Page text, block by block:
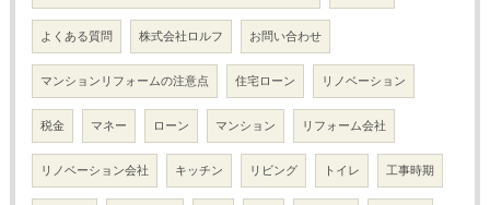
よくある質問 株式会社ロルフ お問い合わせ
マンションリフォームの注意点 住宅ローン リノベーション
税金 マネー ローン マンション リフォーム会社
リノベーション会社 キッチン リビング トイレ 工事時期